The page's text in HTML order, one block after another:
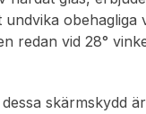
obehagliga
redan vid 28°
skärmskydd